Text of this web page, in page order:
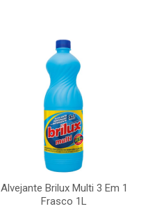
Alvejante Brilux Multi 3 Em 1
Frasco 1L